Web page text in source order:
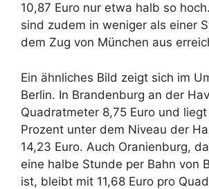
10,87 Euro nur etwa halb so
sind zudem in weniger als einer
dem Zug von München aus
Ein ähnliches Bild zeigt sich im
Berlin. In Brandenburg an der
Quadratmeter 8,75 Euro und
Prozent unter dem Niveau der
14,23 Euro. Auch Oranienburg,
eine halbe Stunde per Bahn von
ist, bleibt mit 11,68 Euro pro